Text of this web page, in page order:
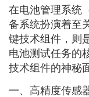
在电池管理系统
备系统扮演着至
键技术组件，则
电池测试任务的
技术组件的神秘
一、高精度传感